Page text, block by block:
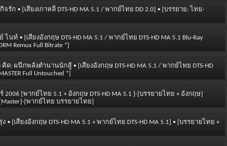
รัก • [เสียงเกาหลี DTS-HD MA 5.1 / พากย์ไทย DD 2.0] • [บรรยาย: ไทย-
ไนท์ • [เสียงอังกฤษ DTS-HD MA 5.1 / พากย์ไทย DTS-HD MA 5.1 Blu-Ray
Remux Full Bitrate *]
คิด: ผนึกพลังตำนานนักสู้ • [เสียงอังกฤษ DTS-HD MA 5.1 / พากย์ไทย DTS-HD
Full Untouched *]
ร์ 2006 [พากย์ไทย 5.1 + อังกฤษ DTS-HD MA 5.1 ]-[บรรยายไทย + อังกฤษ]
[Master]-[พากย์ไทย บรรยายไทย]
• [เสียงอังกฤษ DTS-HD MA 5.1 + พากย์ไทย DTS-HD MA 5.1] • [บรรยายไทย +